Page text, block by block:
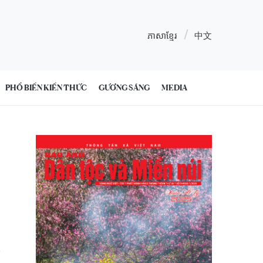
ភាសាខ្មែរ 中文
PHỔ BIẾN KIẾN THỨC GƯƠNG SÁNG MEDIA